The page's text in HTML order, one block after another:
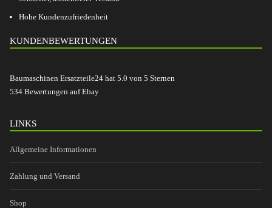
Hohe Kundenzufriedenheit
KUNDENBEWERTUNGEN
Baumaschinen Ersatzteile24 hat 5.0 von 5 Sternen
534 Bewertungen auf Ebay
LINKS
Allgemeine Informationen
Zahlung und Versand
Shop